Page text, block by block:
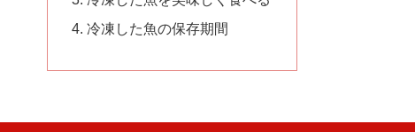
冷凍した魚の保存期間